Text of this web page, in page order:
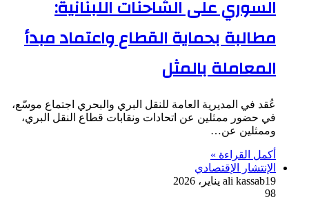
السوري على الشاحنات اللبنانية:
مطالبة بحماية القطاع واعتماد مبدأ
المعاملة بالمثل
عُقد في المديرية العامة للنقل البري والبحري اجتماع موسّع،
في حضور ممثلين عن اتحادات ونقابات قطاع النقل البري،
وممثلين عن…
أكمل القراءة »
الإنتشار الإقتصادي
ali kassab19 يناير، 2026
98